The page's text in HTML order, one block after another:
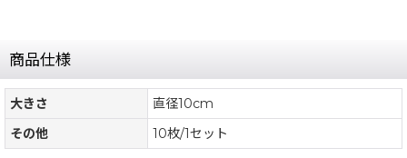
商品仕様
大きさ
直径10cm
その他
10枚/1セット